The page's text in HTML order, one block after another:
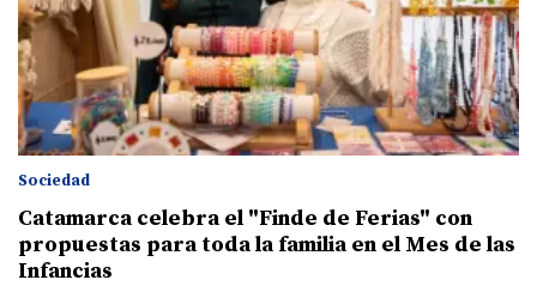
Sociedad
Catamarca celebra el "Finde de Ferias" con
propuestas para toda la familia en el Mes de las
Infancias